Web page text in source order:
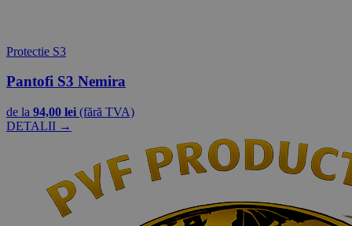
Protectie S3
Pantofi S3 Nemira
de la 94,00 lei (fără TVA)
DETALII →